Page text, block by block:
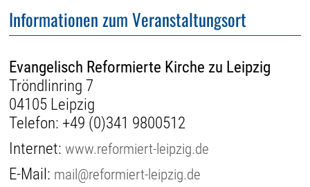
Informationen zum Veranstaltungsort
Evangelisch Reformierte Kirche zu Leipzig
Tröndlinring 7
04105 Leipzig
Telefon: +49 (0)341 9800512
Internet:www.reformiert-leipzig.de
E-Mail: mail@reformiert-leipzig.de